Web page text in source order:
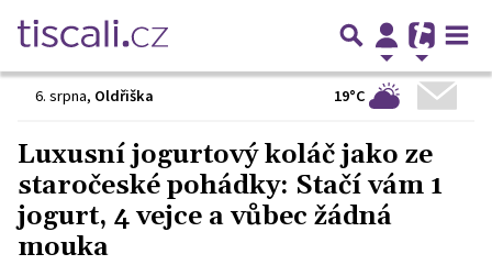
6. srpna, Oldřiška 19°C
Luxusní jogurtový koláč jako ze
staročeské pohádky: Stačí vám 1
jogurt, 4 vejce a vůbec žádná
mouka